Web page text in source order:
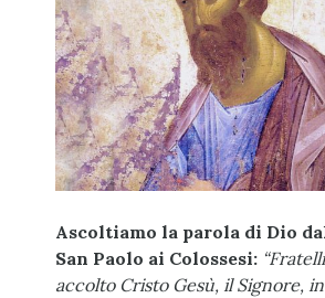
Ascoltiamo la parola di Dio
San Paolo ai Colossesi:
accolto Cristo Gesù, il Signore,